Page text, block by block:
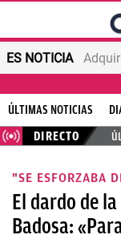
ES NOTICIA
ÚLTIMAS NOTICIAS
DIRECTO
"SE ESFORZABA
El dardo de
Badosa: